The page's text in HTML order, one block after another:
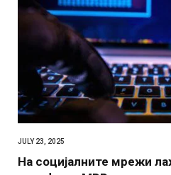
JULY 23, 2025
На социјалните мрежи